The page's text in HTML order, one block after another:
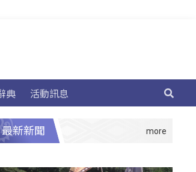
典 活動訊息
最新新聞